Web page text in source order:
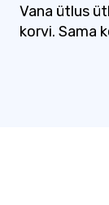
Vana ütlus
korvi. Sama